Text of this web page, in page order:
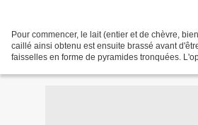
Pour commencer, le lait (entier et de chèvre,
caillé ainsi obtenu est ensuite brassé avant
faisselles en forme de pyramides tronquées.